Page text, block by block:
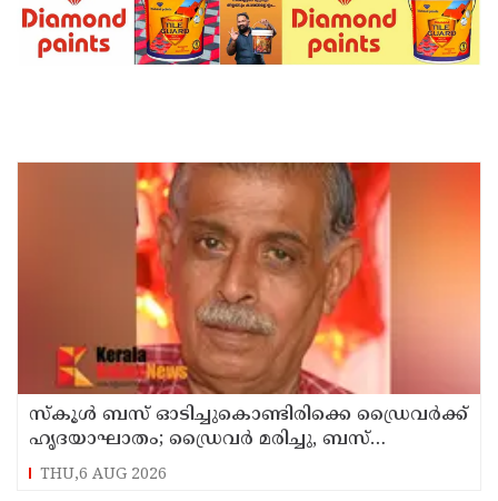
സ്കൂൾ ബസ് ഓടിച്ചുകൊണ്ടിരിക്കെ ഡ്രൈവർക്ക്
ഹൃദയാഘാതം; ഡ്രൈവർ മരിച്ചു, ബസ്
കെട്ടിടത്തിൽ ഇടിച്ചുനിന്നു; രണ്ട് കുട്ടികൾക്ക്
പരിക്ക്
THU,6 AUG 2026